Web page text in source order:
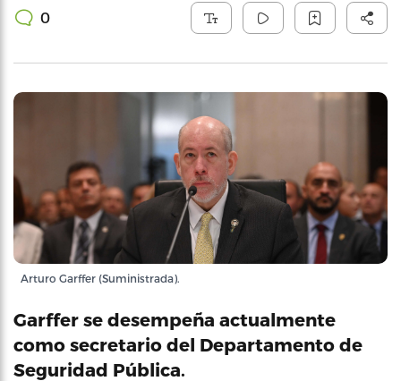
0
Arturo Garffer (Suministrada).
Garffer se desempeña actualmente
como secretario del Departamento de
Seguridad Pública.